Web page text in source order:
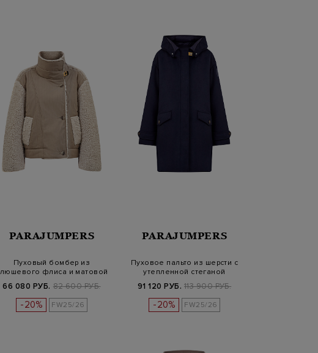
PARAJUMPERS
Пуховый бомбер из
флиса и матовой
66 080 РУБ. 82 600 РУБ.
-20% FW25/26
PARAJUMPERS
Пуховое пальто из шерсти с
утепленной стеганой
91 120 РУБ. 113 900 РУБ.
-20% FW25/26